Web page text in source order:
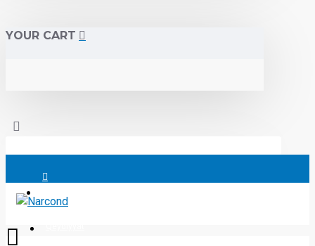
YOUR CART